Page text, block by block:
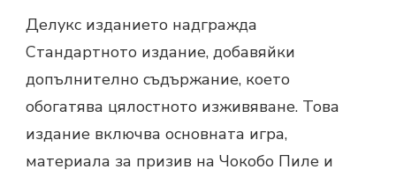
Делукс изданието надгражда
Стандартното издание, добавяйки
допълнително съдържание, което
обогатява цялостното изживяване. Това
издание включва основната игра,
материала за призив на Чокобо Пиле и